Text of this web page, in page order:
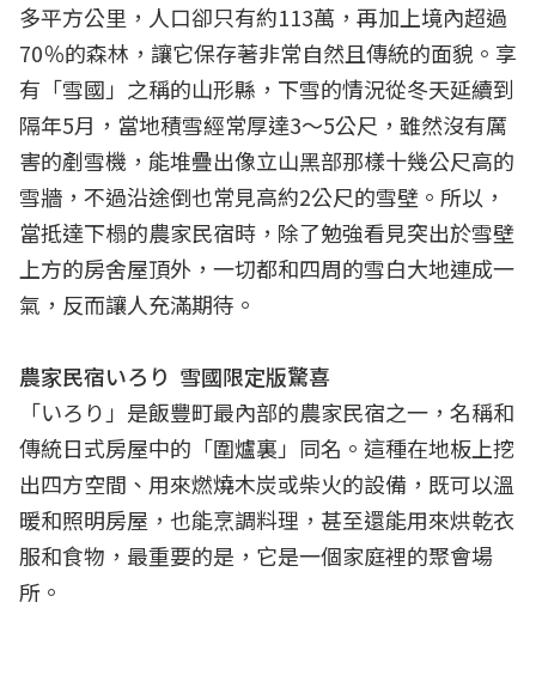
多平方公里，人口卻只有約113萬，再加上境內超過
70％的森林，讓它保存著非常自然且傳統的面貌。享
有「雪國」之稱的山形縣，下雪的情況從冬天延續到
隔年5月，當地積雪經常厚達3～5公尺，雖然沒有厲
害的剷雪機，能堆疊出像立山黑部那樣十幾公尺高的
雪牆，不過沿途倒也常見高約2公尺的雪壁。所以，
當抵達下榻的農家民宿時，除了勉強看見突出於雪壁
上方的房舍屋頂外，一切都和四周的雪白大地連成一
氣，反而讓人充滿期待。
農家民宿いろり 雪國限定版驚喜
「いろり」是飯豐町最內部的農家民宿之一，名稱和
傳統日式房屋中的「圍爐裏」同名。這種在地板上挖
出四方空間、用來燃燒木炭或柴火的設備，既可以溫
暖和照明房屋，也能烹調料理，甚至還能用來烘乾衣
服和食物，最重要的是，它是一個家庭裡的聚會場
所。